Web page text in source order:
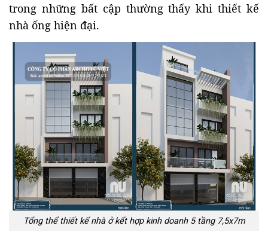
trong những bất cập thường thấy khi thiết kế
nhà ống hiện đại.
Tổng thể thiết kế nhà ở kết hợp kinh doanh 5 tầng 7,5x7m